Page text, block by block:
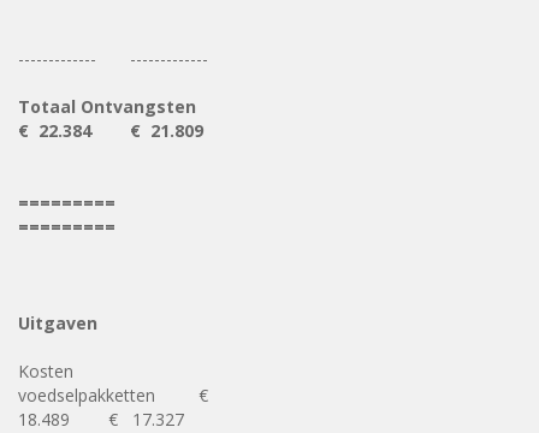
------------- -------------
Totaal Ontvangsten
€ 22.384 € 21.809
=========
=========
Uitgaven
Kosten
voedselpakketten €
18.489 € 17.327